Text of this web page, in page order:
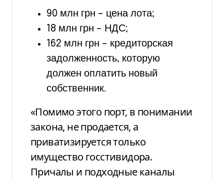
90 млн грн – цена лота;
18 млн грн – НДС;
162 млн грн – кредиторская
задолженность, которую
должен оплатить новый
собственник.
«Помимо этого порт, в понимании
закона, не продается, а
приватизируется только
имущество госстивидора.
Причалы и подходные каналы